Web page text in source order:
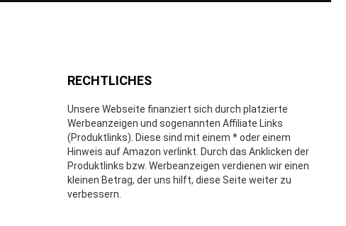
RECHTLICHES
Unsere Webseite finanziert sich durch platzierte
Werbeanzeigen und sogenannten Affiliate Links
(Produktlinks). Diese sind mit einem * oder einem
Hinweis auf Amazon verlinkt. Durch das Anklicken der
Produktlinks bzw. Werbeanzeigen verdienen wir einen
kleinen Betrag, der uns hilft, diese Seite weiter zu
verbessern.